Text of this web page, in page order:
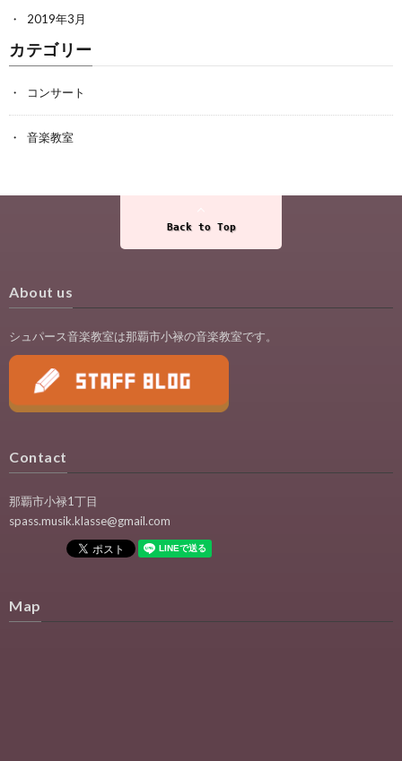
2019年3月
カテゴリー
コンサート
音楽教室
Back to Top
About us
シュパース音楽教室は那覇市小禄の音楽教室です。
Contact
那覇市小禄1丁目
spass.musik.klasse@gmail.com
Map